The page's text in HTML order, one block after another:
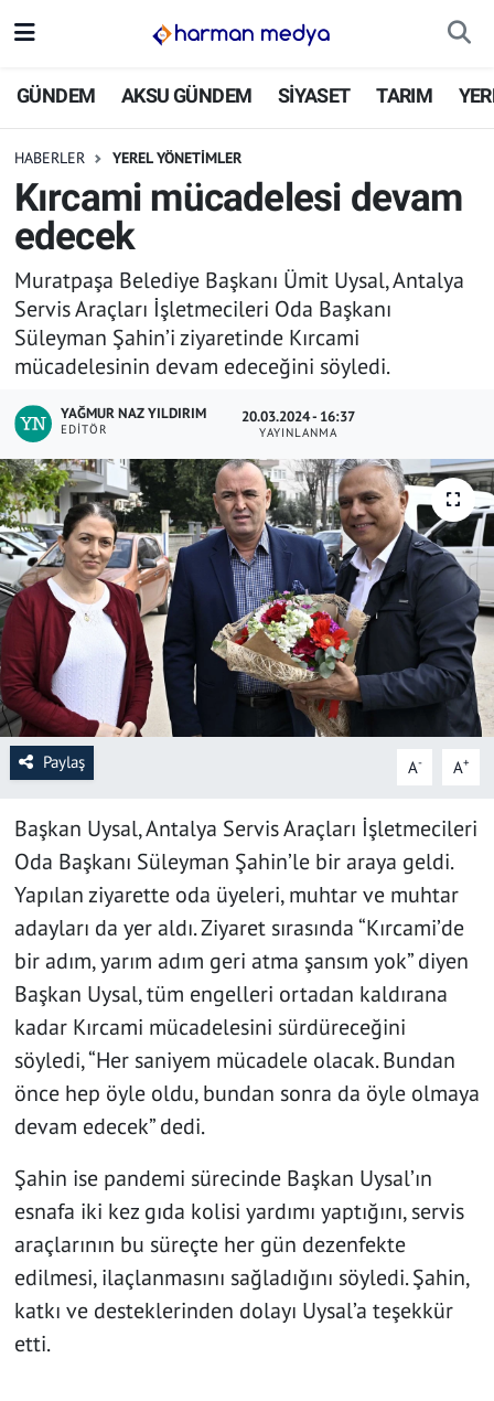
GÜNDEM AKSU GÜNDEM SİYASET TARIM
HABERLER YEREL YÖNETİMLER
Kırcami mücadelesi devam
edecek
Muratpaşa Belediye Başkanı Ümit Uysal, Antalya
Servis Araçları İşletmecileri Oda Başkanı
Süleyman Şahin’i ziyaretinde Kırcami
mücadelesinin devam edeceğini söyledi.
YAĞMUR NAZ YILDIRIM
EDITÖR
20.03.2024 - 16:37
YAYINLANMA
Paylaş A- A+
Başkan Uysal, Antalya Servis Araçları İşletmecileri
Oda Başkanı Süleyman Şahin’le bir araya geldi.
Yapılan ziyarette oda üyeleri, muhtar ve muhtar
adayları da yer aldı. Ziyaret sırasında “Kırcami’de
bir adım, yarım adım geri atma şansım yok” diyen
Başkan Uysal, tüm engelleri ortadan kaldırana
kadar Kırcami mücadelesini sürdüreceğini
söyledi, “Her saniyem mücadele olacak. Bundan
önce hep öyle oldu, bundan sonra da öyle olmaya
devam edecek” dedi.
Şahin ise pandemi sürecinde Başkan Uysal’ın
esnafa iki kez gıda kolisi yardımı yaptığını, servis
araçlarının bu süreçte her gün dezenfekte
edilmesi, ilaçlanmasını sağladığını söyledi. Şahin,
katkı ve desteklerinden dolayı Uysal’a teşekkür
etti.
GÜNDEM
SİYASET
TARIM
YEREL YÖNETİMLER
EKONOMİ
ASAYİŞ
SPOR
SAĞLIK
YAŞAM
KÜLTÜR SANAT
EĞİTİM
İstanbul Nöbetçi Eczaneler
İstanbul Trafik Yoğunluk Haritası
Süper Lig Puan Durumu ve Fikstür
Tüm Manşetler
Son Dakika Haberleri
Haber Arşivi